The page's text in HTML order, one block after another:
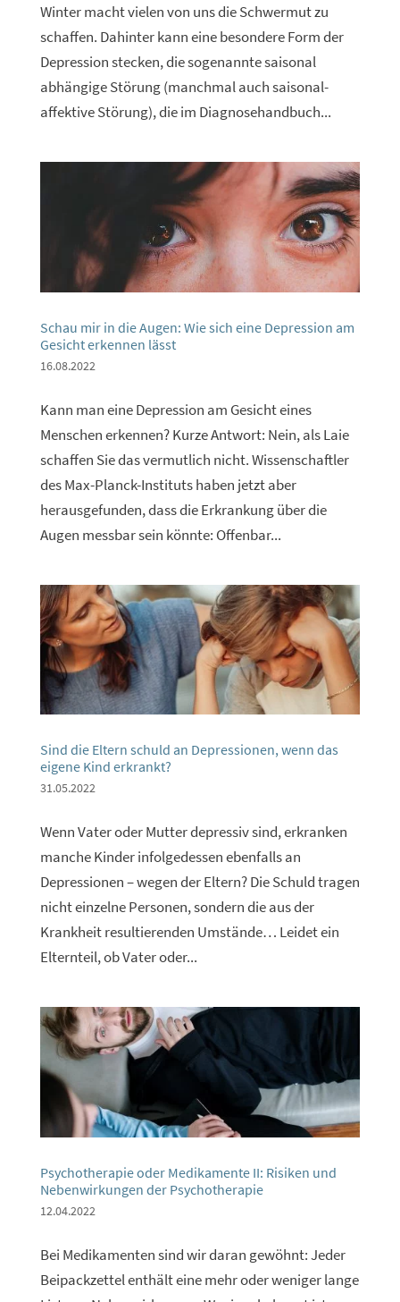
Winter macht vielen von uns die Schwermut zu
schaffen. Dahinter kann eine besondere Form der
Depression stecken, die sogenannte saisonal
abhängige Störung (manchmal auch saisonal-
affektive Störung), die im Diagnosehandbuch...
Schau mir in die Augen: Wie sich eine Depression am
Gesicht erkennen lässt
16.08.2022
Kann man eine Depression am Gesicht eines
Menschen erkennen? Kurze Antwort: Nein, als Laie
schaffen Sie das vermutlich nicht. Wissenschaftler
des Max-Planck-Instituts haben jetzt aber
herausgefunden, dass die Erkrankung über die
Augen messbar sein könnte: Offenbar...
Sind die Eltern schuld an Depressionen, wenn das
eigene Kind erkrankt?
31.05.2022
Wenn Vater oder Mutter depressiv sind, erkranken
manche Kinder infolgedessen ebenfalls an
Depressionen – wegen der Eltern? Die Schuld tragen
nicht einzelne Personen, sondern die aus der
Krankheit resultierenden Umstände… Leidet ein
Elternteil, ob Vater oder...
Psychotherapie oder Medikamente II: Risiken und
Nebenwirkungen der Psychotherapie
12.04.2022
Bei Medikamenten sind wir daran gewöhnt: Jeder
Beipackzettel enthält eine mehr oder weniger lange